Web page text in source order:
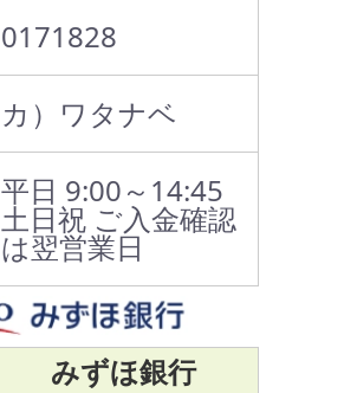
0171828
カ）ワタナベ
平日 9:00～14:45
土日祝 ご入金確認
は翌営業日
みずほ銀行